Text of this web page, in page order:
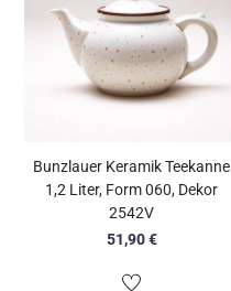
Bunzlauer Keramik Teekanne
1,2 Liter, Form 060, Dekor
2542V
51,90€